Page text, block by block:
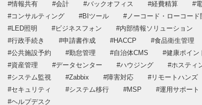
業務パッケージソリューション
ITインフラ設計・構築サポート
クラウド・データセンターサービス
運用・保守・サポートサービス
一般事業主行動計
SDGs
DX推進
プライバシーポリ
情報共有
会計 バックオフィス 経費精算
コンサルティング
BIツール ノーコード・ローコード
LED照明
ビジネスフォン 内部情報ソリューション
行政手続き
申請書作成 HACCP 食品衛生管理
公共施設予約
勤怠管理 自治体CMS 健康ポイン
資産管理
データセンター ハウジング ホスティ
システム監視
Zabbix 障害対応 リモートハンズ
セキュリティ
システム移行 MSP 運用サポート
ヘルプデスク